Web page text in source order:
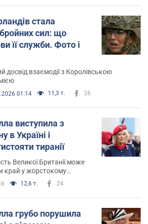
стала
сил: що
її служби. Фото і
досвід взаємодії з Королівською
01:14 11,3 т. 26
виступила з
в Україні і
тиранії
Великої Британії може
край у жорстокому
12,6 т. 24
грубо порушила